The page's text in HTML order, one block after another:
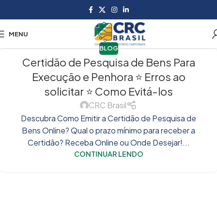
MENU
BLOG
Certidão de Pesquisa de Bens Para
Execução e Penhora ⭐ Erros ao
solicitar ⭐ Como Evitá-los
CRC Brasil
Descubra Como Emitir a Certidão de Pesquisa de
Bens Online? Qual o prazo mínimo para receber a
Certidão? Receba Online ou Onde Desejar!...
CONTINUAR LENDO